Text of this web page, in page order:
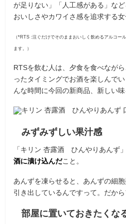
が足りない」「人工感がある」など
おいしさやカワイさ感を追求する
（*RTS :注ぐだけでそのままおいしく飲めるアルコ
ます。）
RTSを飲む人は、夕食を食べなが
ったタイミングでお酒を楽しんで
んな時間に今回の新商品、新しい
みずみずしい果汁感
「キリン 杏露酒 ひんやりあんず
酒に漬け込んだこと。
あんずを凍らせると、あんずの細
引き出しているんですって。だか
部屋に置いておきたくな